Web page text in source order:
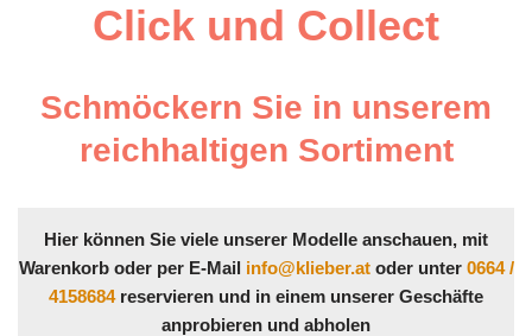
Click und Collect
Schmöckern Sie in unserem
reichhaltigen Sortiment
Hier können Sie viele unserer Modelle anschauen, mit
Warenkorb oder per E-Mail info@klieber.atoder unter 0664 /
4158684reservieren und in einem unserer Geschäfte
anprobieren und abholen